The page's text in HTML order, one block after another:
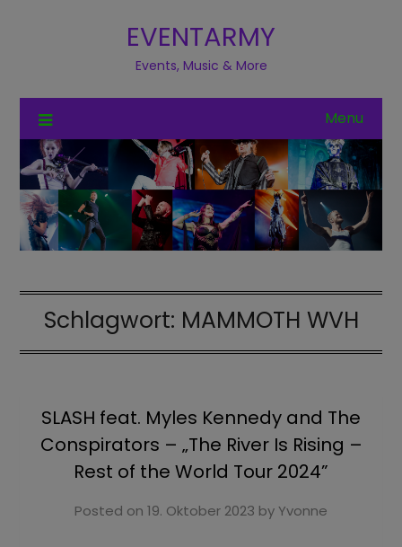
EVENTARMY
Events, Music & More
Menu
Schlagwort: MAMMOTH WVH
SLASH feat. Myles Kennedy and The
Conspirators – „The River Is Rising –
Rest of the World Tour 2024”
Posted on 19. Oktober 2023 byYvonne